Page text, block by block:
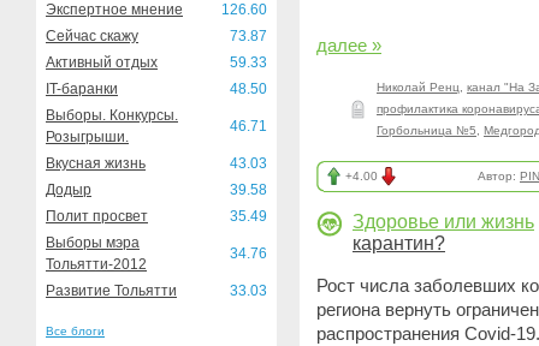
Экспертное мнение
126.60
Сейчас скажу
73.87
Активный отдых
59.33
IT-баранки
48.50
Выборы. Конкурсы.
Розыгрыши.
46.71
Вкусная жизнь
43.03
Додыр
39.58
Полит просвет
35.49
Выборы мэра
Тольятти-2012
34.76
Развитие Тольятти 33.03
Все блоги
далее »
Николай Ренц
канал "На
профилактика
Горбольница №5
+4.00 Автор:
Здоровье или жизнь
карантин?
Рост числа заболевших
региона вернуть
распространения Covid-